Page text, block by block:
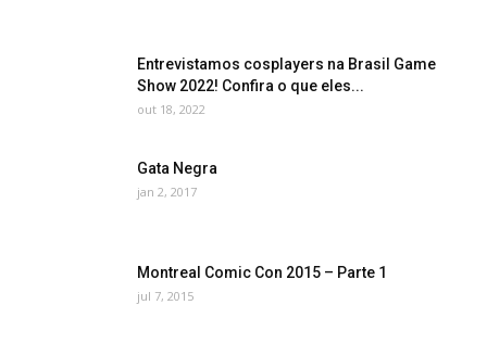
Entrevistamos cosplayers na Brasil Game
Show 2022! Confira o que eles...
out 18, 2022
Gata Negra
jan 2, 2017
Montreal Comic Con 2015 – Parte 1
jul 7, 2015